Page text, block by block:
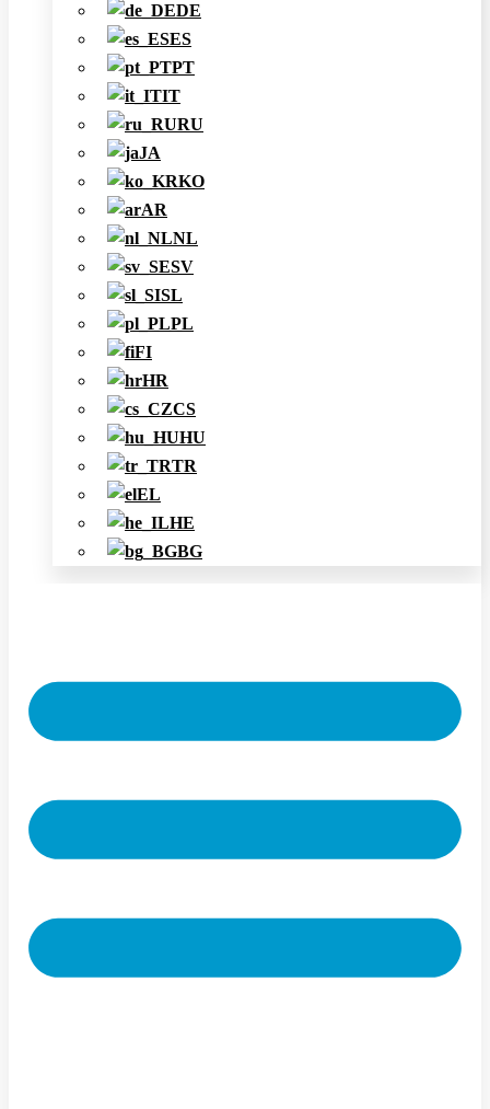
DE
ES
PT
IT
RU
JA
KO
AR
NL
SV
SL
PL
FI
HR
CS
HU
TR
EL
HE
BG